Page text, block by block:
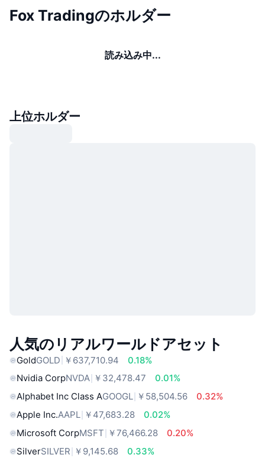
Fox Tradingのホルダー
読み込み中...
上位ホルダー
人気のリアルワールドアセット
GoldGOLD ￥637,710.94
0.18%
Nvidia CorpNVDA ￥32,478.47
0.01%
Alphabet Inc Class AGOOGL ￥58,504.56
0.32%
Apple Inc.AAPL ￥47,683.28
0.02%
Microsoft CorpMSFT ￥76,466.28
0.20%
SilverSILVER ￥9,145.68
0.33%